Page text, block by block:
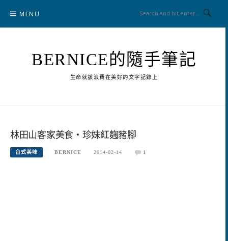
content
MENU
BERNICE的隨手筆記
生命就該浪費在美好的文字記錄上
林田山客家美食‧珍妹紅麴豬腳
台式美味 BERNICE 2014-02-14 1